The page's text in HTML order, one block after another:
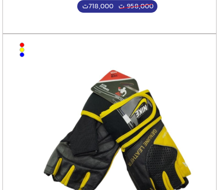
958,000ت 718,000ت